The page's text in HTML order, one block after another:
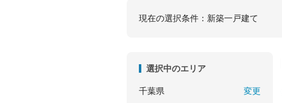
現在の選択条件： 新築一戸建て
選択中のエリア
千葉県 変更